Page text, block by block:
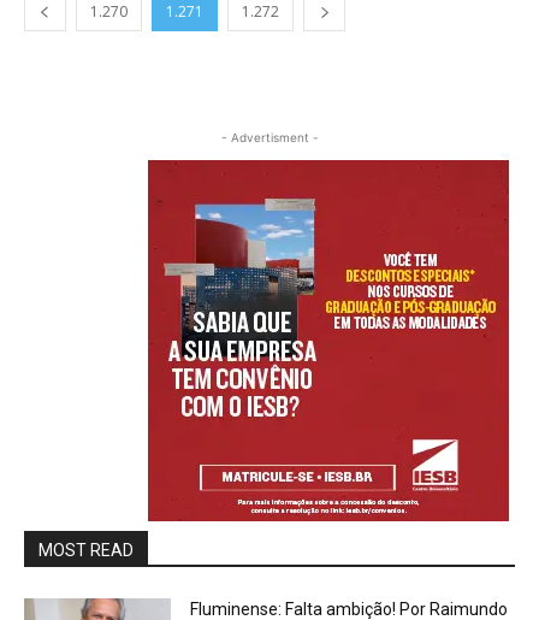
1.270 1.271 1.272
- Advertisment -
MOST READ
Fluminense: Falta ambição! Por Raimundo